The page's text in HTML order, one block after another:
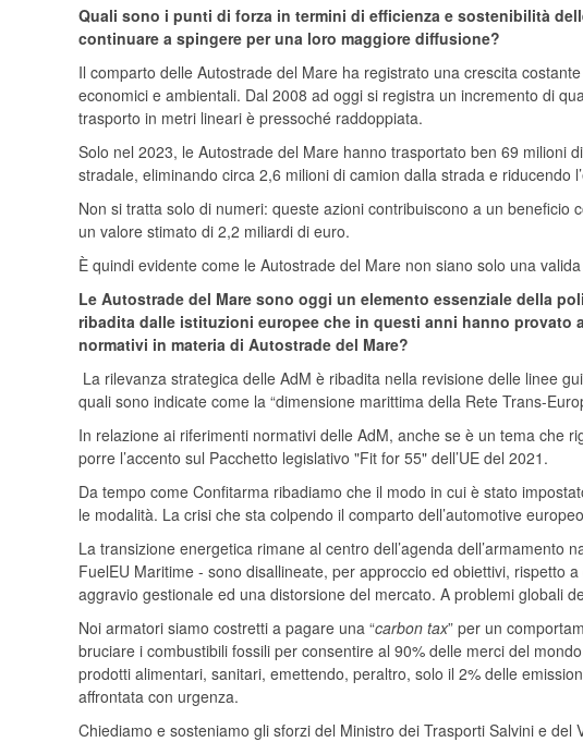
Quali sono i punti di forza in termini di efficienza e sostenibilità
continuare a spingere per una loro maggiore diffusione?
Il comparto delle Autostrade del Mare ha registrato una crescita
economici e ambientali. Dal 2008 ad oggi si registra un incremento di
trasporto in metri lineari è pressoché raddoppiata.
Solo nel 2023, le Autostrade del Mare hanno trasportato ben 69 milioni
stradale, eliminando circa 2,6 milioni di camion dalla strada e riducendo
Non si tratta solo di numeri: queste azioni contribuiscono a un
un valore stimato di 2,2 miliardi di euro.
È quindi evidente come le Autostrade del Mare non siano solo una
Le Autostrade del Mare sono oggi un elemento essenziale della
ribadita dalle istituzioni europee che in questi anni hanno
normativi in materia di Autostrade del Mare?
La rilevanza strategica delle AdM è ribadita nella revisione delle linee
quali sono indicate come la “dimensione marittima della Rete Trans-
In relazione ai riferimenti normativi delle AdM, anche se è un tema che
porre l’accento sul Pacchetto legislativo "Fit for 55" dell’UE del 2021.
Da tempo come Confitarma ribadiamo che il modo in cui è stato
le modalità. La crisi che sta colpendo il comparto dell’automotive
La transizione energetica rimane al centro dell’agenda dell’armamento
FuelEU Maritime - sono disallineate, per approccio ed obiettivi, rispetto
aggravio gestionale ed una distorsione del mercato. A problemi globali
Noi armatori siamo costretti a pagare una “carbon tax” per un
bruciare i combustibili fossili per consentire al 90% delle merci del
prodotti alimentari, sanitari, emettendo, peraltro, solo il 2% delle
affrontata con urgenza.
Chiediamo e sosteniamo gli sforzi del Ministro dei Trasporti Salvini e